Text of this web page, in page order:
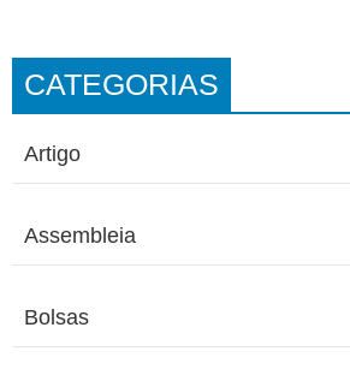
CATEGORIAS
Artigo
Assembleia
Bolsas